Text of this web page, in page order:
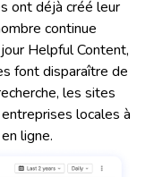
ont déjà créé leur
continue
Helpful Content,
font disparaître de
les sites
locales à
ligne.